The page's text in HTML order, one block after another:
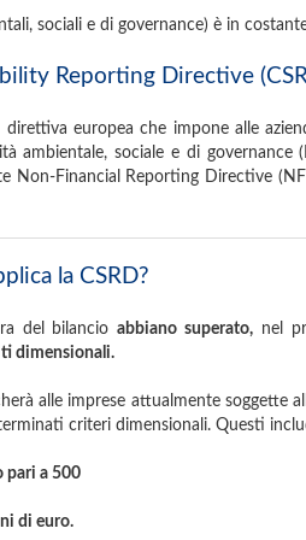
sociali e di governance) è in
Reporting Directive
europea che impone alle
ambientale, sociale e di governance
Non-Financial Reporting Directive
la CSRD?
del bilancioabbiano superato,nel
dimensionali.
alle imprese attualmente soggette
criteri dimensionali. Questi
pari a 500
di euro.